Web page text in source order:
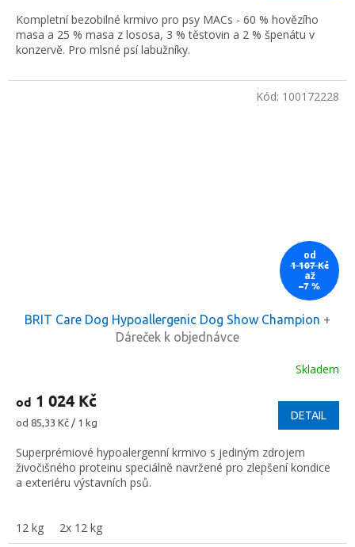
Kompletní bezobilné krmivo pro psy MACs - 60 % hovězího
masa a 25 % masa z lososa, 3 % těstovin a 2 % špenátu v
konzervě. Pro mlsné psí labužníky.
od
1 107 Kč
až
–7 %
BRIT Care Dog Hypoallergenic Dog Show Champion +
Dáreček k objednávce
Skladem
od 1 024 Kč
Měrná
od 85,33 Kč / 1 kg
DETAIL
Superprémiové hypoalergenní krmivo s jediným zdrojem
živočišného proteinu speciálně navržené pro zlepšení kondice
a exteriéru výstavních psů.
12 kg 2x 12 kg
Kód: 100172228